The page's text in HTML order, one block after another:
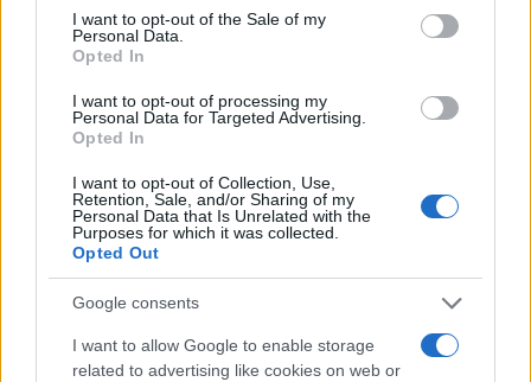
consent section.
I want to opt-out of the Sale of my
Personal Data.
Opted In
I want to opt-out of processing my
Personal Data for Targeted Advertising.
Opted In
I want to opt-out of Collection, Use,
Retention, Sale, and/or Sharing of my
Personal Data that Is Unrelated with the
Purposes for which it was collected.
Opted Out
Google consents
I want to allow Google to enable storage
related to advertising like cookies on web or
Metlen: Ρεκόρ EBITDA στο
α' εξάμηνο, στα 550 εκατ.
ευρώ – Καθαρά κέρδη 313
εκατ. ευρώ
Ειδικό Χωροταξικό Πλαίσιο
για τον Τουρισμό: